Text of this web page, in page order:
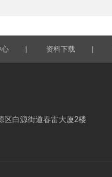
心 | 资料下载 |
区白源街道春雷大厦2楼